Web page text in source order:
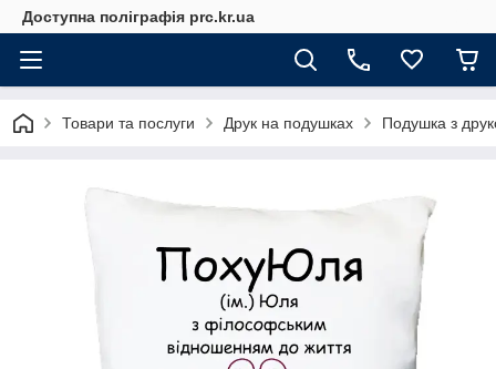
Доступна поліграфія prc.kr.ua
Товари та послуги Друк на подушках Подушка з